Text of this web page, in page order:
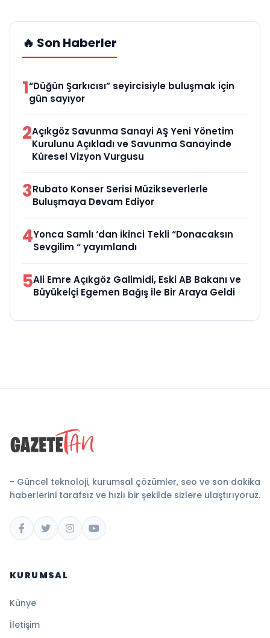
🔥 Son Haberler
1“Düğün Şarkıcısı” seyircisiyle buluşmak için
gün sayıyor
2Açıkgöz Savunma Sanayi AŞ Yeni Yönetim
Kurulunu Açıkladı ve Savunma Sanayinde
Küresel Vizyon Vurgusu
3Rubato Konser Serisi Müzikseverlerle
Buluşmaya Devam Ediyor
4Yonca Samlı ‘dan İkinci Tekli “Donacaksın
Sevgilim “ yayımlandı
5Ali Emre Açıkgöz Galimidi, Eski AB Bakanı ve
Büyükelçi Egemen Bağış ile Bir Araya Geldi
- Güncel teknoloji, kurumsal çözümler, seo ve son dakika
haberlerini tarafsız ve hızlı bir şekilde sizlere ulaştırıyoruz.
KURUMSAL
Künye
İletişim